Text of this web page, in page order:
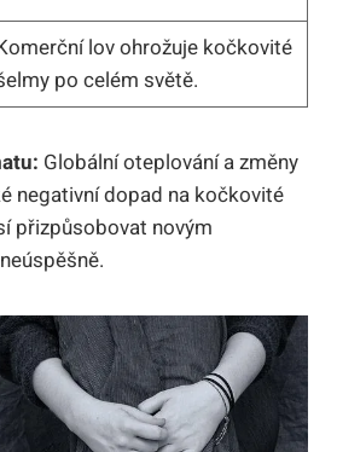
lov ohrožuje kočkovité
po celém světě.
Globální oteplování a změny
negativní dopad na kočkovité
přizpůsobovat novým